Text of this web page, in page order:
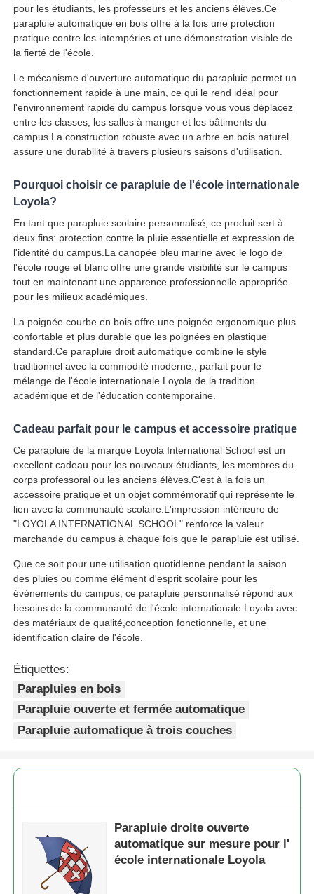
pour les étudiants, les professeurs et les anciens élèves.Ce
parapluie automatique en bois offre à la fois une protection
pratique contre les intempéries et une démonstration visible de
la fierté de l'école.
Le mécanisme d'ouverture automatique du parapluie permet un
fonctionnement rapide à une main, ce qui le rend idéal pour
l'environnement rapide du campus lorsque vous vous déplacez
entre les classes, les salles à manger et les bâtiments du
campus.La construction robuste avec un arbre en bois naturel
assure une durabilité à travers plusieurs saisons d'utilisation.
Pourquoi choisir ce parapluie de l'école internationale
Loyola?
En tant que parapluie scolaire personnalisé, ce produit sert à
deux fins: protection contre la pluie essentielle et expression de
l'identité du campus.La canopée bleu marine avec le logo de
l'école rouge et blanc offre une grande visibilité sur le campus
tout en maintenant une apparence professionnelle appropriée
pour les milieux académiques.
La poignée courbe en bois offre une poignée ergonomique plus
confortable et plus durable que les poignées en plastique
standard.Ce parapluie droit automatique combine le style
traditionnel avec la commodité moderne., parfait pour le
mélange de l'école internationale Loyola de la tradition
académique et de l'éducation contemporaine.
Cadeau parfait pour le campus et accessoire pratique
Ce parapluie de la marque Loyola International School est un
excellent cadeau pour les nouveaux étudiants, les membres du
corps professoral ou les anciens élèves.C'est à la fois un
accessoire pratique et un objet commémoratif qui représente le
lien avec la communauté scolaire.L'impression intérieure de
"LOYOLA INTERNATIONAL SCHOOL" renforce la valeur
marchande du campus à chaque fois que le parapluie est utilisé.
Que ce soit pour une utilisation quotidienne pendant la saison
des pluies ou comme élément d'esprit scolaire pour les
événements du campus, ce parapluie personnalisé répond aux
besoins de la communauté de l'école internationale Loyola avec
des matériaux de qualité,conception fonctionnelle, et une
identification claire de l'école.
Étiquettes:
Parapluies en bois
Parapluie ouverte et fermée automatique
Parapluie automatique à trois couches
Parapluie droite ouverte
automatique sur mesure pour l'
école internationale Loyola